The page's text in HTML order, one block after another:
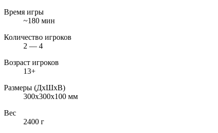
Время игры
~180 мин
Количество игроков
2 — 4
Возраст игроков
13+
Размеры (ДxШxВ)
300x300x100 мм
Вес
2400 г